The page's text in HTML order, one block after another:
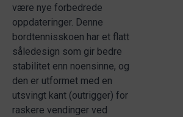
være nye forbedrede
oppdateringer. Denne
bordtennisskoen har et flatt
såledesign som gir bedre
stabilitet enn noensinne, og
den er utformet med en
utsvingt kant (outrigger) for
raskere vendinger ved